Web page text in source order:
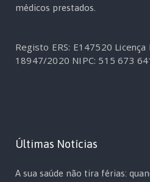
médicos prestados.
Registo ERS: E147520 Licença
18947/2020 NIPC: 515 673
Últimas Notícias
A sua saúde não tira férias: